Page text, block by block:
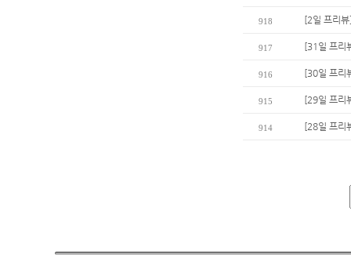
918 [2일 프리
917 [31일 프리
916 [30일 프리
915 [29일 프리
914 [28일 프리